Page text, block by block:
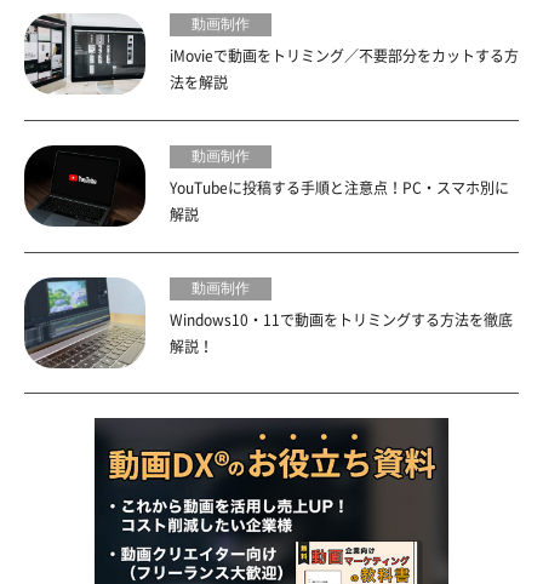
動画制作
iMovieで動画をトリミング／不要部分をカットする方
法を解説
動画制作
YouTubeに投稿する手順と注意点！PC・スマホ別に
解説
動画制作
Windows10・11で動画をトリミングする方法を徹底
解説！